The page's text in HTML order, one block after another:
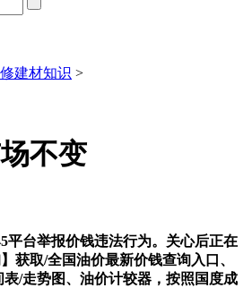
建材知识 >
不变
台举报价钱违法行为。关心后正在
获取/全国油价最新价钱查询入口、
/走势图、油价计较器，按照国度成